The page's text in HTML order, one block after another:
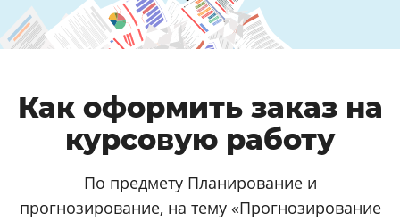
Как оформить заказ на
курсовую работу
По предмету Планирование и
прогнозирование, на тему «Прогнозирование